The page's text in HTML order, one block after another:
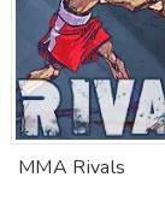
MMA Rivals